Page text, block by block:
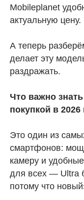
Mobileplanet
актуальную цену.
А теперь
делает эту
раздражать.
Что важно
покупкой в 2026
Это один из
смартфонов:
камеру и
для всех — Ultra
потому что